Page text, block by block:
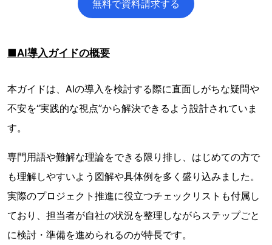
無料で資料請求する
■AI導入ガイドの概要
本ガイドは、AIの導入を検討する際に直面しがちな疑問や
不安を“実践的な視点”から解決できるよう設計されていま
す。
専門用語や難解な理論をできる限り排し、はじめての方で
も理解しやすいよう図解や具体例を多く盛り込みました。
実際のプロジェクト推進に役立つチェックリストも付属し
ており、担当者が自社の状況を整理しながらステップごと
に検討・準備を進められるのが特長です。